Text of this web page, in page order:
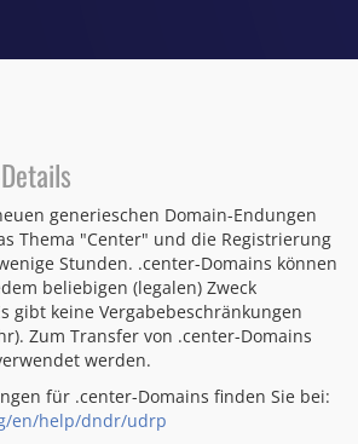
generieschen Domain-Endungen
Thema "Center" und die Registrierung
Stunden. .center-Domains können
beliebigen (legalen) Zweck
gibt keine Vergabebeschränkungen
Zum Transfer von .center-Domains
werden.
für .center-Domains finden Sie bei:
en/help/dndr/udrp